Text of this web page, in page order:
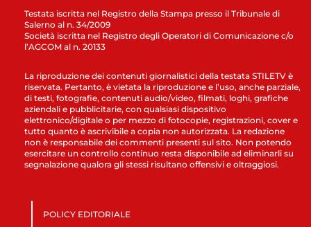
Testata iscritta nel Registro della Stampa presso il Tribunale di
Salerno al n. 34/2009
Società iscritta nel Registro degli Operatori di Comunicazione c/o
l’AGCOM al n. 20133
La riproduzione dei contenuti giornalistici della testata STILETV è
riservata. Pertanto, è vietata la riproduzione e l’uso, anche parziale,
di testi, fotografie, contenuti audio/video, filmati, loghi, grafiche
aziendali e pubblicitarie, con qualsiasi dispositivo
elettronico/digitale o per mezzo di fotocopie, registrazioni, cover e
tutto quanto è ascrivibile a copia non autorizzata. La redazione
non è responsabile dei commenti presenti sul sito. Non potendo
esercitare un controllo continuo resta disponibile ad eliminarli su
segnalazione qualora gli stessi risultano offensivi e oltraggiosi.
POLICY EDITORIALE